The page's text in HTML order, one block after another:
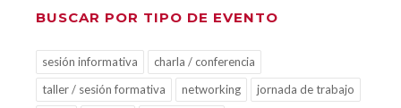
BUSCAR POR TIPO DE EVENTO
sesión informativa
charla / conferencia
taller / sesión formativa
networking
jornada de trabajo